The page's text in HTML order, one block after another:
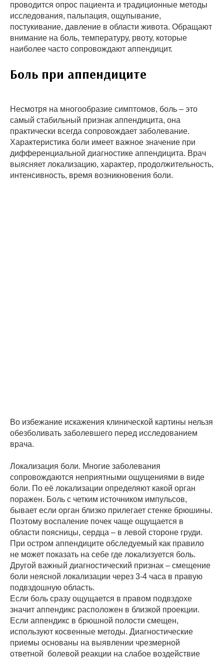
проводится опрос пациента и традиционные методы
исследования, пальпация, ощупывание,
постукивание, давление в области живота. Обращают
внимание на боль, температуру, рвоту, которые
наиболее часто сопровождают аппендицит.
Боль при аппендиците
Несмотря на многообразие симптомов, боль – это
самый стабильный признак аппендицита, она
практически всегда сопровождает заболевание.
Характеристика боли имеет важное значение при
дифференциальной диагностике аппендицита. Врач
выясняет локализацию, характер, продолжительность,
интенсивность, время возникновения боли.
Во избежание искажения клинической картины нельзя
обезболивать заболевшего перед исследованием
врача.
Локализация боли. Многие заболевания
сопровождаются неприятными ощущениями в виде
боли. По её локализации определяют какой орган
поражен. Боль с четким источником импульсов,
бывает если орган близко прилегает стенке брюшины.
Поэтому воспаление почек чаще ощущается в
области поясницы, сердца – в левой стороне груди.
При остром аппендиците обследуемый как правило
не может показать на себе где локализуется боль.
Другой важный диагностический признак – смещение
боли неясной локализации через 3-4 часа в правую
подвздошную область.
Если боль сразу ощущается в правом подвздохе
значит аппендикс расположен в близкой проекции.
Если аппендикс в брюшной полости смещен,
используют косвенные методы. Диагностические
приемы основаны на выявлении чрезмерной
ответной болевой реакции на слабое воздействие